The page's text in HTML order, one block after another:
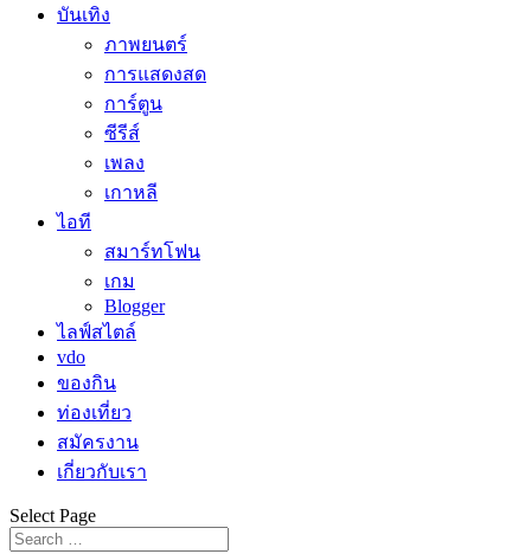
บันเทิง
ภาพยนตร์
การแสดงสด
การ์ตูน
ซีรีส์
เพลง
เกาหลี
ไอที
สมาร์ทโฟน
เกม
Blogger
ไลฟ์สไตล์
vdo
ของกิน
ท่องเที่ยว
สมัครงาน
เกี่ยวกับเรา
Select Page